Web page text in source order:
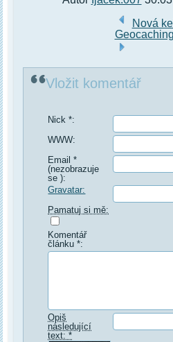
Nová
Vložit komentář
Nick *:
WWW:
Email *
(nezobrazuje
se ):
Gravatar:
Pamatuj si mě:
Komentář
článku *:
Opiš
následující
text: *